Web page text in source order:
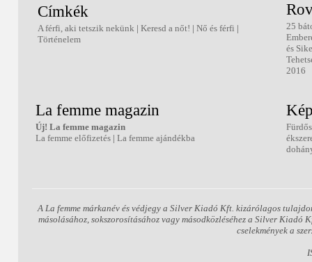
Címkék
A férfi, aki tetszik nekünk | Keresd a nőt! | Nő és férfi |
Történelem
25
és
2016
La femme magazin
Új! La femme magazin
La femme előfizetés | La femme ajándékba
A La femme márkanév és védjegy a Silver Kiadó Kft. kizárólagos
másolásához, sokszorosításához vagy másodközléséhez a Silver
cselekmények a